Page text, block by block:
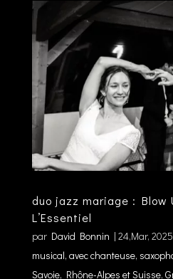
duo jazz mariage : Blow
L’Essentiel
par David Bonnin | 24,Mar, 2025
musical, avec chanteuse,
Savoie, Rhône-Alpes et Suisse,